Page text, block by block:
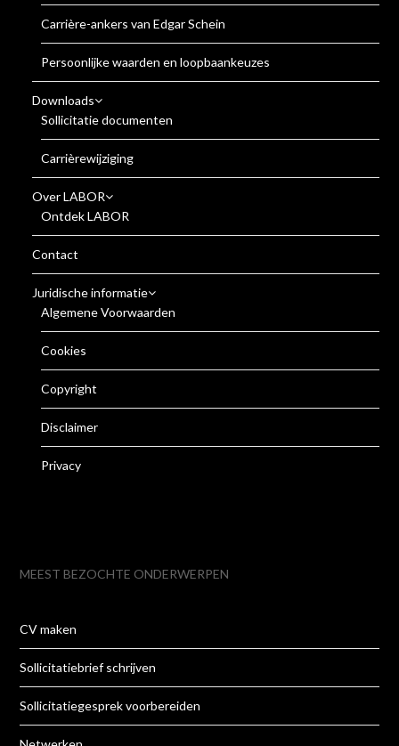
Carrière-ankers van Edgar Schein
Persoonlijke waarden en loopbaankeuzes
Downloads
Sollicitatie documenten
Carrièrewijziging
Over LABOR
Ontdek LABOR
Contact
Juridische informatie
Algemene Voorwaarden
Cookies
Copyright
Disclaimer
Privacy
MEEST BEZOCHTE ONDERWERPEN
CV maken
Sollicitatiebrief schrijven
Sollicitatiegesprek voorbereiden